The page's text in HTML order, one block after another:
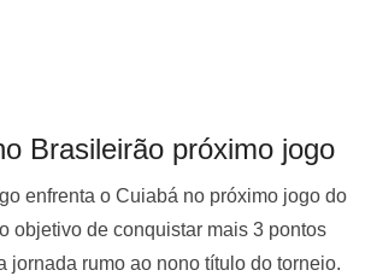
Brasileirão próximo jogo
enfrenta o Cuiabá no próximo jogo do
objetivo de conquistar mais 3 pontos
jornada rumo ao nono título do torneio.